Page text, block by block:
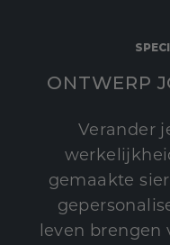
ONTWERP
Verander
gemaakte
leven brengen